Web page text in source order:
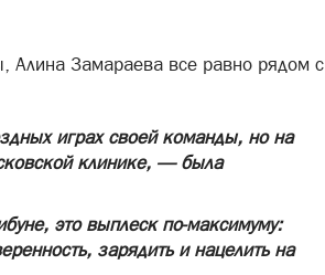
Алина Замараева все равно рядом с
играх своей команды, но на
клинике, — была
это выплеск по-максимуму:
зарядить и нацелить на